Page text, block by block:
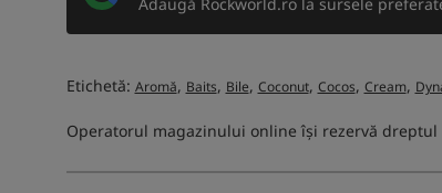
Etichetă: Aromă, Baits, Bile, Coconut, Cocos, Cream,
Operatorul magazinului online își rezervă